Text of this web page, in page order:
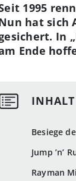
Besiege
Jump ’n’
Rayman
1995
hat sich
In
Ende